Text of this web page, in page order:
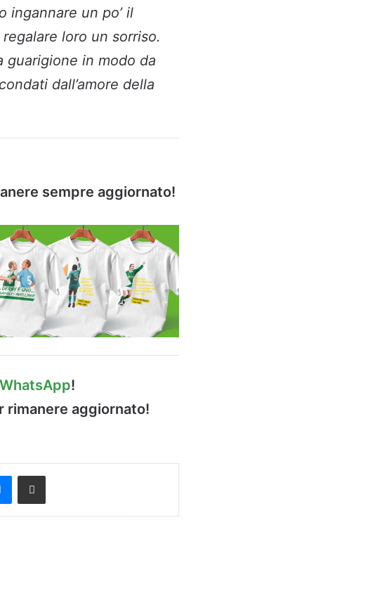
ingannare un po’ il
loro un sorriso.
in modo da
dall’amore della
sempre aggiornato!
WhatsApp!
rimanere aggiornato!
Messenger
Condividi via Email